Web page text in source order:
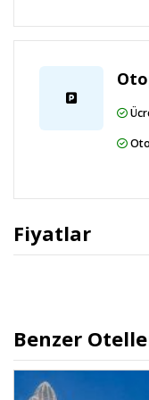
deneyim sunuyor.
Maxx
kapıda
Maxx Royal
çocuk misafirlere
ücretsiz otopark
çıkış sırasında
bırakılması,
terlik, turn down
seçeneği
göre çalışıyor.
Fiyatlar
Benzer